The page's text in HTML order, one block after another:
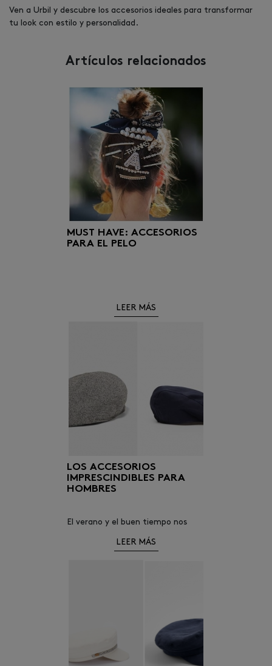
Ven a Urbil y descubre los accesorios ideales para transformar
tu look con estilo y personalidad.
Artículos relacionados
MUST HAVE: ACCESORIOS
PARA EL PELO
LEER MÁS
LOS ACCESORIOS
IMPRESCINDIBLES PARA
HOMBRES
El verano y el buen tiempo nos
complementos, aunque el verano
LEER MÁS